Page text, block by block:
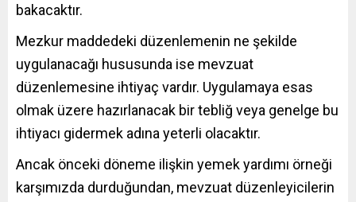
bakacaktır.
Mezkur maddedeki düzenlemenin ne şekilde
uygulanacağı hususunda ise mevzuat
düzenlemesine ihtiyaç vardır. Uygulamaya esas
olmak üzere hazırlanacak bir tebliğ veya genelge bu
ihtiyacı gidermek adına yeterli olacaktır.
Ancak önceki döneme ilişkin yemek yardımı örneği
karşımızda durduğundan, mevzuat düzenleyicilerin